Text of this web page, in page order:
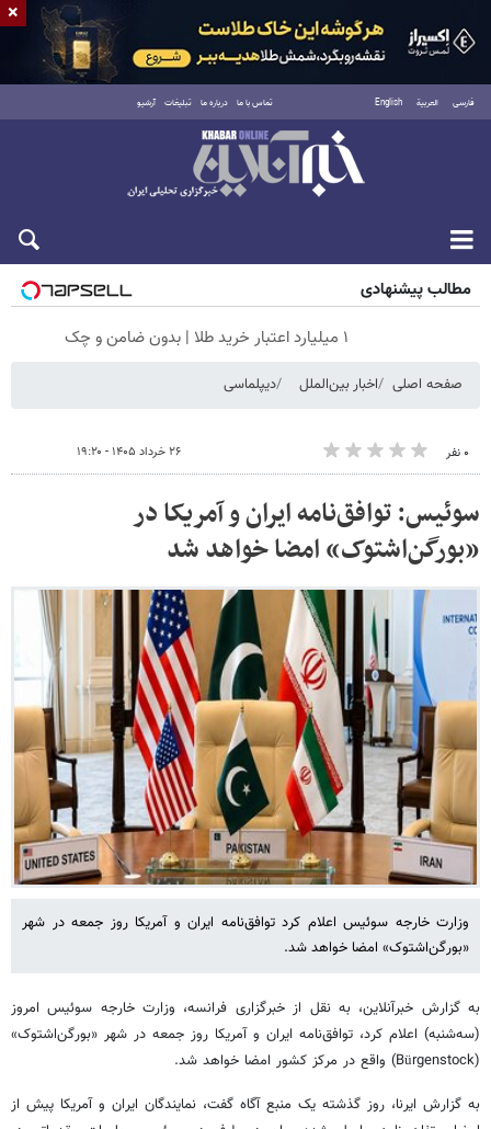
فارسی العربية English تماس با ما درباره ما تبلیغات آرشیو
جمعه ۱۶ مرداد ۱۴۰۵
مطالب پیشنهادی
۱ میلیارد اعتبار خرید طلا | بدون ضامن و چک
صفحه اصلی اخبار بین‌الملل دیپلماسی
۰ نفر ۲۶ خرداد ۱۴۰۵ - ۱۹:۲۰
سوئیس: توافق‌نامه ایران و آمریکا در
«بورگن‌اشتوک» امضا خواهد شد
وزارت خارجه سوئیس اعلام کرد توافق‌نامه ایران و آمریکا روز جمعه در شهر
«بورگن‌اشتوک» امضا خواهد شد.
به گزارش خبرآنلاین، به نقل از خبرگزاری فرانسه، وزارت خارجه سوئیس امروز
(سه‌شنبه) اعلام کرد، توافق‌نامه ایران و آمریکا روز جمعه در شهر «بورگن‌اشتوک»
(Bürgenstock) واقع در مرکز کشور امضا خواهد شد.
به گزارش ایرنا، روز گذشته یک منبع آگاه گفت، نمایندگان ایران و آمریکا پیش از
×